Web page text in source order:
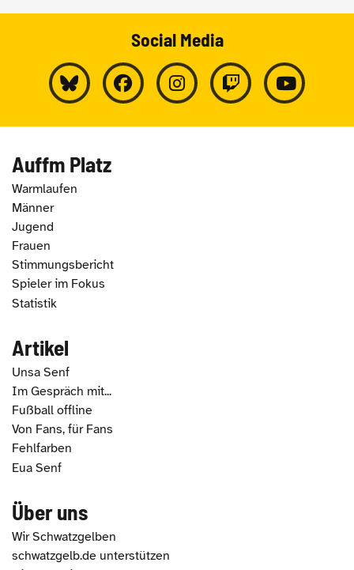
Social Media
Auffm Platz
Warmlaufen
Männer
Jugend
Frauen
Stimmungsbericht
Spieler im Fokus
Statistik
Artikel
Unsa Senf
Im Gespräch mit...
Fußball offline
Von Fans, für Fans
Fehlfarben
Eua Senf
Über uns
Wir Schwatzgelben
schwatzgelb.de unterstützen